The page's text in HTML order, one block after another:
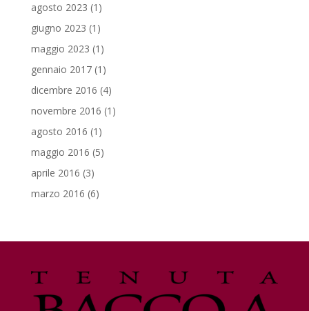
agosto 2023 (1)
giugno 2023 (1)
maggio 2023 (1)
gennaio 2017(1)
dicembre 2016 (4)
novembre 2016 (1)
agosto 2016 (1)
maggio 2016 (5)
aprile 2016 (3)
marzo 2016 (6)